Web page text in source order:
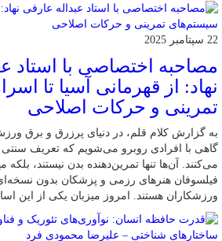
22 سپتامبر 2025
مصاحبه اختصاصی با استاد
نهاد: از قهرمانی آسیا تا
تمرینی و حرکات اصلاحی
به گزارش کلام قلم، در دنیای پرزرق و برق
گاهی با افرادی روبرو می‌شویم که تعریف
می‌کنند. آن‌ها تنها تمرین‌دهنده بدن نیستند،
فیلسوفان هنرهای رزمی و پزشکان بدون
ورزشکاران هستند. امروز میزبان یکی از این